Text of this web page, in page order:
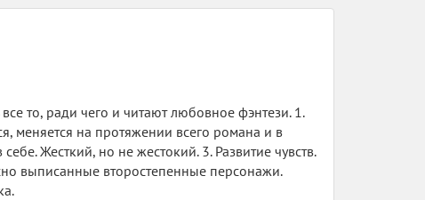
то, ради чего и читают любовное фэнтези. 1.
меняется на протяжении всего романа и в
Жесткий, но не жестокий. 3. Развитие чувств.
выписанные второстепенные персонажи.